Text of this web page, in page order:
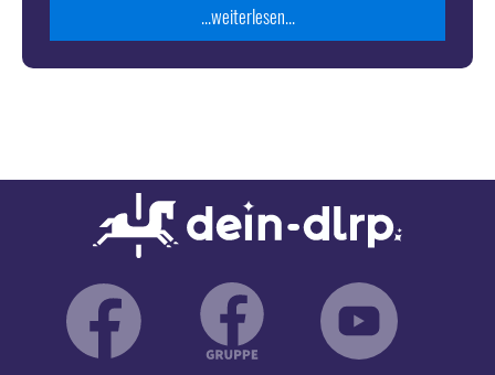
...weiterlesen...